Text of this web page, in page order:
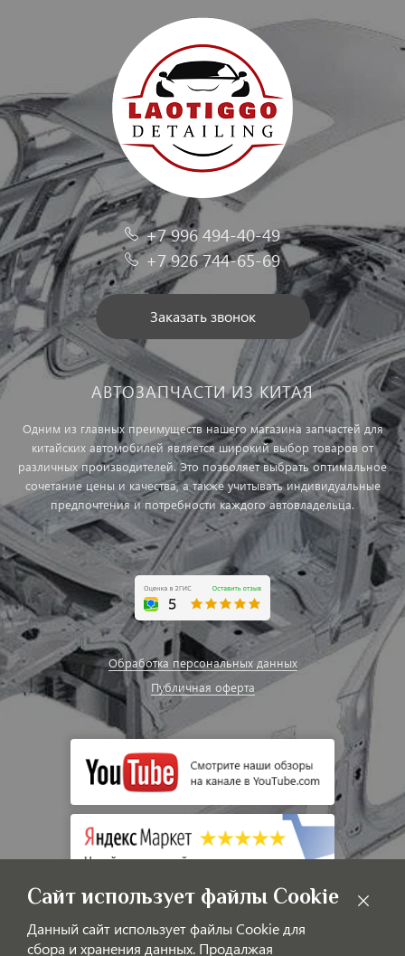
+7 996 494-40-49
+7 926 744-65-69
Заказать звонок
АВТОЗАПЧАСТИ ИЗ КИТАЯ
Одним из главных преимуществ нашего магазина запчастей для
китайских автомобилей является широкий выбор товаров от
различных производителей. Это позволяет выбрать оптимальное
сочетание цены и качества, а также учитывать индивидуальные
предпочтения и потребности каждого автовладельца.
Обработка персональных данных
Публичная оферта
Сайт использует файлы Cookie
Данный сайт использует файлы Cookie для
сбора и хранения данных. Продалжая